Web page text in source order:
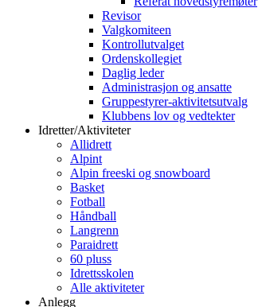
Revisor
Valgkomiteen
Kontrollutvalget
Ordenskollegiet
Daglig leder
Administrasjon og ansatte
Gruppestyrer-aktivitetsutvalg
Klubbens lov og vedtekter
Idretter/Aktiviteter
Allidrett
Alpint
Alpin freeski og snowboard
Basket
Fotball
Håndball
Langrenn
Paraidrett
60 pluss
Idrettsskolen
Alle aktiviteter
Anlegg